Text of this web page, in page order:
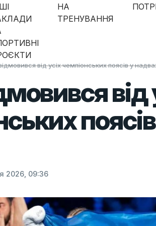
НА
ТРЕНУВАННЯ
від усіх чемпіонських поясів у
від
2026, 09:36